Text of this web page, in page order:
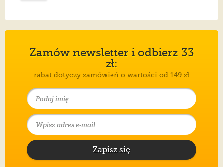
Zamów newsletter i odbierz 33
zł:
rabat dotyczy zamówień o wartości od 149 zł
Zapisz się